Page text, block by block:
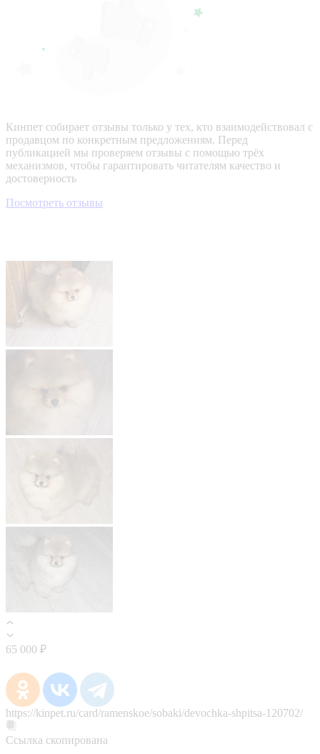
Кинпет собирает отзывы только у тех, кто взаимодействовал с
продавцом по конкретным предложениям. Перед
публикацией мы проверяем отзывы с помощью трёх
механизмов, чтобы гарантировать читателям качество и
достоверность
Посмотреть отзывы
65 000 ₽
https://kinpet.ru/card/ramenskoe/sobaki/devochka-shpitsa-120702/
Ссылка скопирована